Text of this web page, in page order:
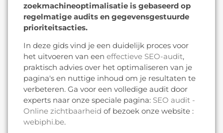
zoekmachineoptimalisatie is gebaseerd op
regelmatige audits en gegevensgestuurde
prioriteitsacties.
In deze gids vind je een duidelijk proces voor
het uitvoeren van een effectieve SEO-audit,
praktisch advies over het optimaliseren van je
pagina's en nuttige inhoud om je resultaten te
verbeteren. Ga voor een volledige audit door
experts naar onze speciale pagina: SEO audit -
Online zichtbaarheid of bezoek onze website :
webiphi.be.